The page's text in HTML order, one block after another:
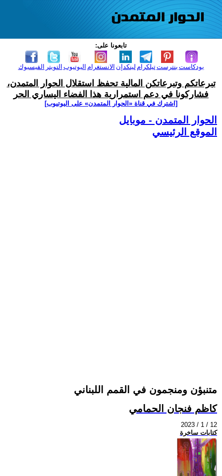
تابعونا على:
الفيسبوك التويتر اليوتيوب الانستغرام لينكدإن تيلكرامبنترست بودكاست
تبرعاتكم وتبرعاتكن المالية تحفظ استقلال الحوار المتمدن،
فشاركونا في دعم استمرارية هذا الفضاء اليساري الحر
[اشترك في قناة ‫«الحوار المتمدن» على اليوتيوب]
الحوار المتمدن - موبايل
الموقع الرئيسي
متنبؤن ومنجمون في القمم اللبناني
كاظم فنجان الحمامي
2023 / 1 / 12
كتابات ساخرة